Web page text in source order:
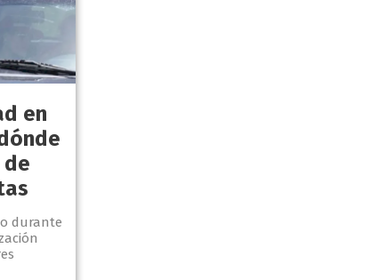
en
durante